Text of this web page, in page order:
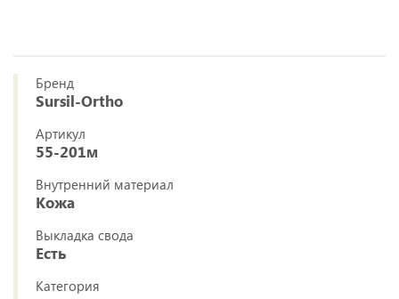
Бренд
Sursil-Ortho
Артикул
55-201м
Внутренний материал
Кожа
Выкладка свода
Есть
Категория